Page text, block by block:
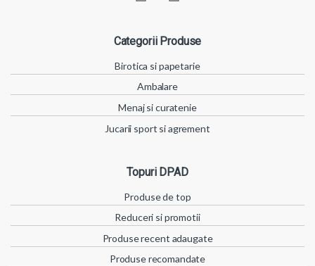
Categorii Produse
Birotica si papetarie
Ambalare
Menaj si curatenie
Jucarii sport si agrement
Topuri DPAD
Produse de top
Reduceri si promotii
Produse recent adaugate
Produse recomandate